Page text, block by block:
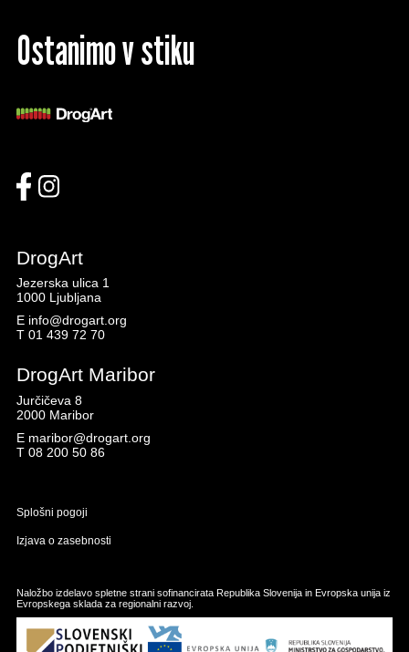
Ostanimo v stiku
DrogArt
Jezerska ulica 1
1000 Ljubljana
E info@drogart.org
T 01 439 72 70
DrogArt Maribor
Jurčičeva 8
2000 Maribor
E maribor@drogart.org
T 08 200 50 86
Splošni pogoji
Izjava o zasebnosti
Naložbo izdelavo spletne strani sofinancirata Republika Slovenija in Evropska unija iz
Evropskega sklada za regionalni razvoj.